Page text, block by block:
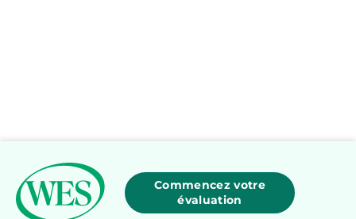
Commencez votre
évaluation